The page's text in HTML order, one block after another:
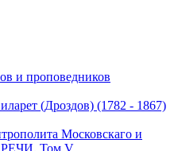
и проповедников
(Дроздов) (1782 - 1867)
Московскаго и
Том V